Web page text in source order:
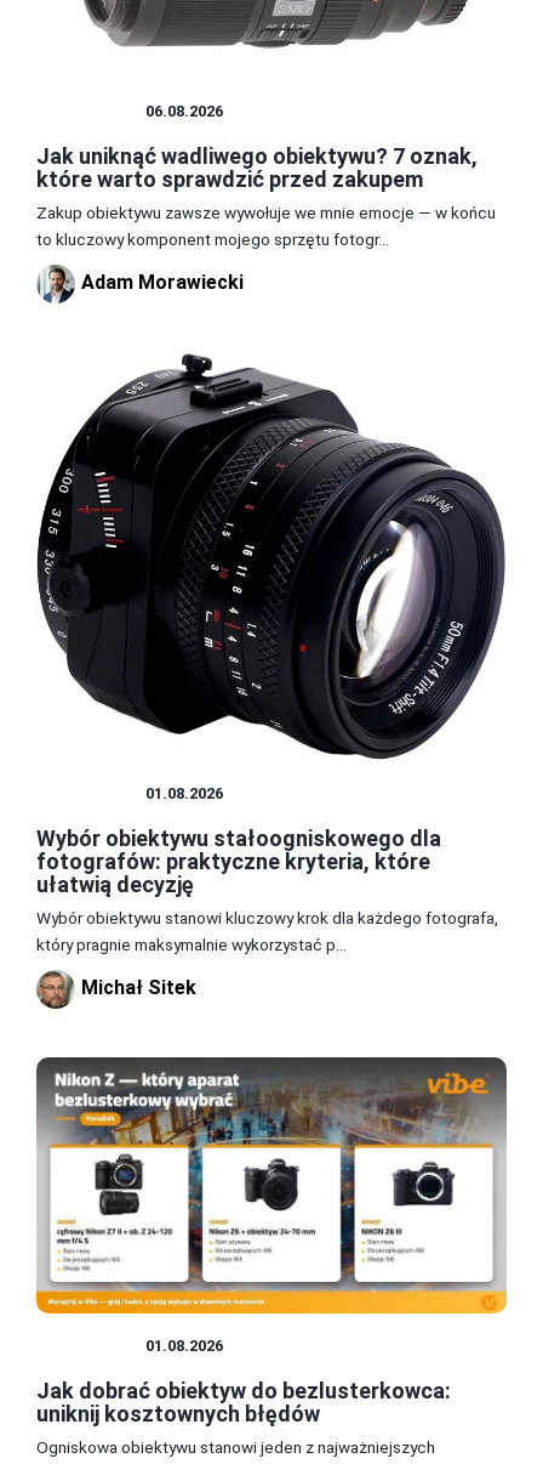
06.08.2026
Jak uniknąć wadliwego obiektywu? 7 oznak,
które warto sprawdzić przed zakupem
Zakup obiektywu zawsze wywołuje we mnie emocje — w końcu
to kluczowy komponent mojego sprzętu fotogr...
Adam Morawiecki
01.08.2026
Wybór obiektywu stałoogniskowego dla
fotografów: praktyczne kryteria, które
ułatwią decyzję
Wybór obiektywu stanowi kluczowy krok dla każdego fotografa,
który pragnie maksymalnie wykorzystać p...
Michał Sitek
01.08.2026
Jak dobrać obiektyw do bezlusterkowca:
uniknij kosztownych błędów
Ogniskowa obiektywu stanowi jeden z najważniejszych